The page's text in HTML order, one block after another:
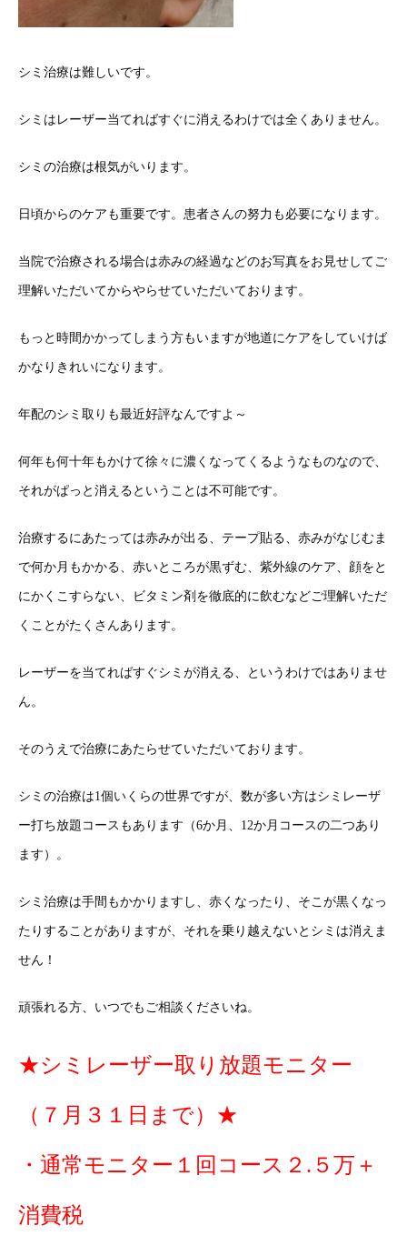
シミ治療は難しいです。
シミはレーザー当てればすぐに消えるわけでは全くありません。
シミの治療は根気がいります。
日頃からのケアも重要です。患者さんの努力も必要になります。
当院で治療される場合は赤みの経過などのお写真をお見せしてご
理解いただいてからやらせていただいております。
もっと時間かかってしまう方もいますが地道にケアをしていけば
かなりきれいになります。
年配のシミ取りも最近好評なんですよ～
何年も何十年もかけて徐々に濃くなってくるようなものなので、
それがぱっと消えるということは不可能です。
治療するにあたっては赤みが出る、テープ貼る、赤みがなじむま
で何か月もかかる、赤いところが黒ずむ、紫外線のケア、顔をと
にかくこすらない、ビタミン剤を徹底的に飲むなどご理解いただ
くことがたくさんあります。
レーザーを当てればすぐシミが消える、というわけではありませ
ん。
そのうえで治療にあたらせていただいております。
シミの治療は1個いくらの世界ですが、数が多い方はシミレーザ
ー打ち放題コースもあります（6か月、12か月コースの二つあり
ます）。
シミ治療は手間もかかりますし、赤くなったり、そこが黒くなっ
たりすることがありますが、それを乗り越えないとシミは消えま
せん！
頑張れる方、いつでもご相談くださいね。
★シミレーザー取り放題モニター
（７月３１日まで）★
・通常モニター１回コース２.５万＋
消費税